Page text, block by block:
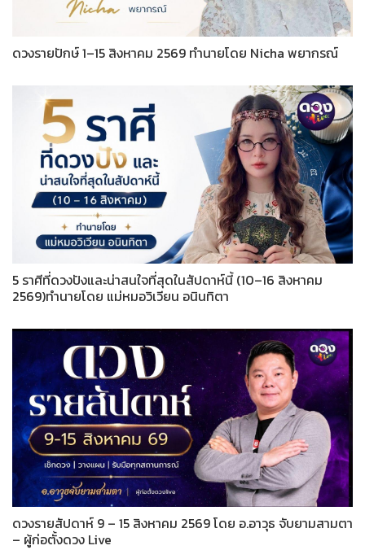
ดวงรายปักษ์ 1–15 สิงหาคม 2569 ทำนายโดย Nicha พยากรณ์
5 ราศีที่ดวงปังและน่าสนใจที่สุดในสัปดาห์นี้ (10–16 สิงหาคม
2569)ทำนายโดย แม่หมอวิเวียน อนินทิตา
ดวงรายสัปดาห์ 9 – 15 สิงหาคม 2569 โดย อ.อาวุธ จับยามสามตา
– ผู้ก่อตั้งดวง Live